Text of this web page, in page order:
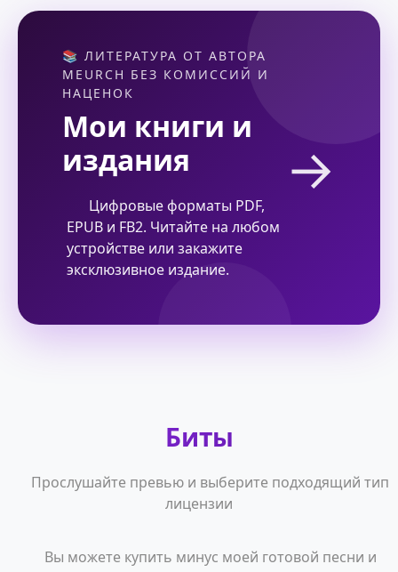
📚 ЛИТЕРАТУРА ОТ АВТОРА
MEURCH БЕЗ КОМИССИЙ И
НАЦЕНОК
Мои книги и
издания
Цифровые форматы PDF,
EPUB и FB2. Читайте на любом
устройстве или закажите
эксклюзивное издание.
→
Биты
Прослушайте превью и выберите подходящий тип
лицензии
Вы можете купить минус моей готовой песни и